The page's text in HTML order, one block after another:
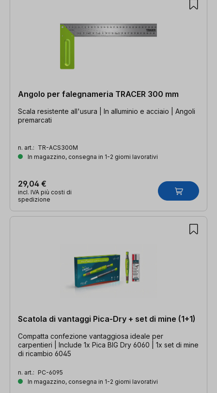
Angolo per falegnameria TRACER 300 mm
Scala resistente all'usura | In alluminio e acciaio | Angoli
premarcati
n. art.: TR-ACS300M
In magazzino, consegna in 1-2 giorni lavorativi
29,04 €
incl. IVA più costi di
spedizione
Scatola di vantaggi Pica-Dry + set di mine (1+1)
Compatta confezione vantaggiosa ideale per
carpentieri | Include 1x Pica BIG Dry 6060 | 1x set di mine
di ricambio 6045
n. art.: PC-6095
In magazzino, consegna in 1-2 giorni lavorativi